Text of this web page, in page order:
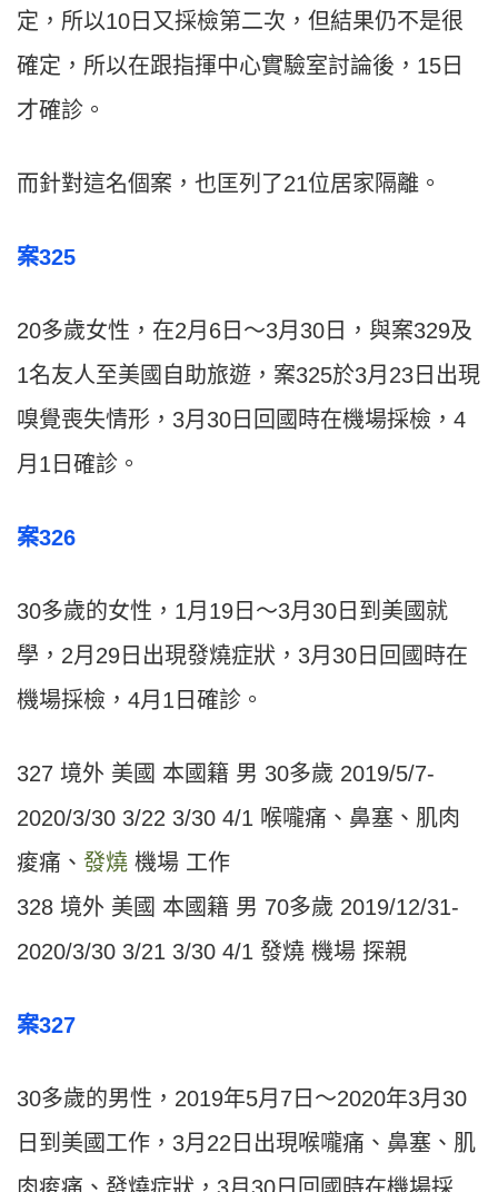
定，所以10日又採檢第二次，但結果仍不是很
確定，所以在跟指揮中心實驗室討論後，15日
才確診。
而針對這名個案，也匡列了21位居家隔離。
案325
20多歲女性，在2月6日～3月30日，與案329及
1名友人至美國自助旅遊，案325於3月23日出現
嗅覺喪失情形，3月30日回國時在機場採檢，4
月1日確診。
案326
30多歲的女性，1月19日～3月30日到美國就
學，2月29日出現發燒症狀，3月30日回國時在
機場採檢，4月1日確診。
327 境外 美國 本國籍 男 30多歲 2019/5/7-
2020/3/30 3/22 3/30 4/1 喉嚨痛、鼻塞、肌肉
痠痛、 發燒 機場 工作
328 境外 美國 本國籍 男 70多歲 2019/12/31-
2020/3/30 3/21 3/30 4/1 發燒 機場 探親
案327
30多歲的男性，2019年5月7日～2020年3月30
日到美國工作，3月22日出現喉嚨痛、鼻塞、肌